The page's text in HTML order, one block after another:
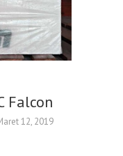
Falcon
12, 2019